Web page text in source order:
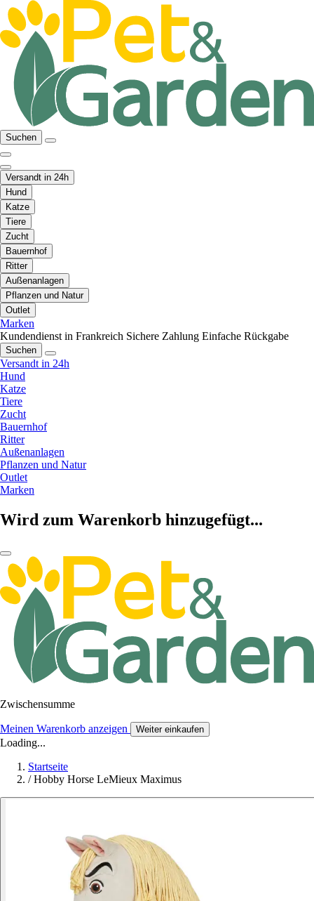
Suchen
Versandt in 24h
Hund
Katze
Tiere
Zucht
Bauernhof
Ritter
Außenanlagen
Pflanzen und Natur
Outlet
Marken
Kundendienst in Frankreich Sichere Zahlung Einfache Rückgabe
Suchen
Versandt in 24h
Hund
Katze
Tiere
Zucht
Bauernhof
Ritter
Außenanlagen
Pflanzen und Natur
Outlet
Marken
Wird zum Warenkorb hinzugefügt...
Zwischensumme
Meinen Warenkorb anzeigen Weiter einkaufen
Loading...
Startseite
/ Hobby Horse LeMieux Maximus